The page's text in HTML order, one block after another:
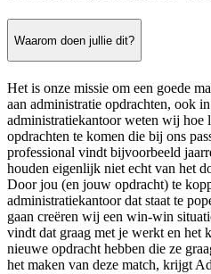
Waarom doen jullie dit?
Het is onze missie om een goede
aan administratie opdrachten, ook
administratiekantoor weten wij hoe
opdrachten te komen die bij ons
professional vindt bijvoorbeeld
houden eigenlijk niet echt van het
Door jou (en jouw opdracht) te
administratiekantoor dat staat te
gaan creëren wij een win-win
vindt dat graag met je werkt en het
nieuwe opdracht hebben die ze
het maken van deze match, krijgt